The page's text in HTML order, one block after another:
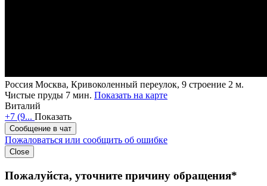
Россия Москва, Кривоколенный переулок, 9 строение 2 м.
Чистые пруды 7 мин. Показать на карте
Виталий
+7 (9... Показать
Сообщение в чат
Пожаловаться или сообщить об ошибке
Close
Пожалуйста, уточните причину обращения*